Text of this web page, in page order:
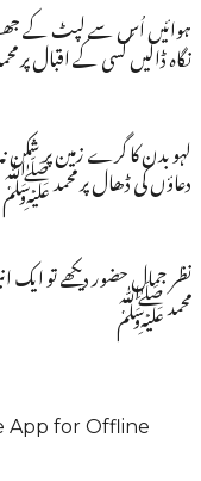
ہوائیں اُس سے لپٹ کے
نگاہ ڈالیں کسی کے اقبال
لہو بدن کا گرے زمین پر شکن
دعاؤں کی ڈھال پر محمد ﷺ
نظر جمالِ حضور دیکھے تو ایک
محمد ﷺ
App for Offline